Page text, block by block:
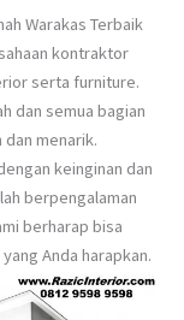
Warakas Terbaik
kontraktor
serta furniture.
dan semua bagian
menarik.
keinginan dan
berpengalaman
berharap bisa
Anda harapkan.